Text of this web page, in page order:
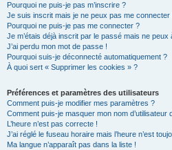
Pourquoi ne puis-je pas m’inscrire ?
Je suis inscrit mais je ne peux pas me connecter
Pourquoi ne puis-je pas me connecter ?
Je m’étais déjà inscrit par le passé mais ne
J’ai perdu mon mot de passe !
Pourquoi suis-je déconnecté automatiquement ?
À quoi sert « Supprimer les cookies » ?
Préférences et paramètres des utilisateurs
Comment puis-je modifier mes paramètres ?
Comment puis-je masquer mon nom d’utilisateur
L’heure n’est pas correcte !
J’ai réglé le fuseau horaire mais l’heure n’est
Ma langue n’apparaît pas dans la liste !